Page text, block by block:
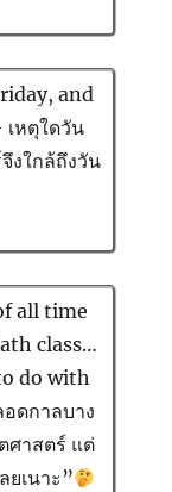
and
หตุใดวัน
งใกล้ถึงวัน
all time
class…
do with
ดกาลบาง
ศาสตร์ แต่
ยเนาะ”